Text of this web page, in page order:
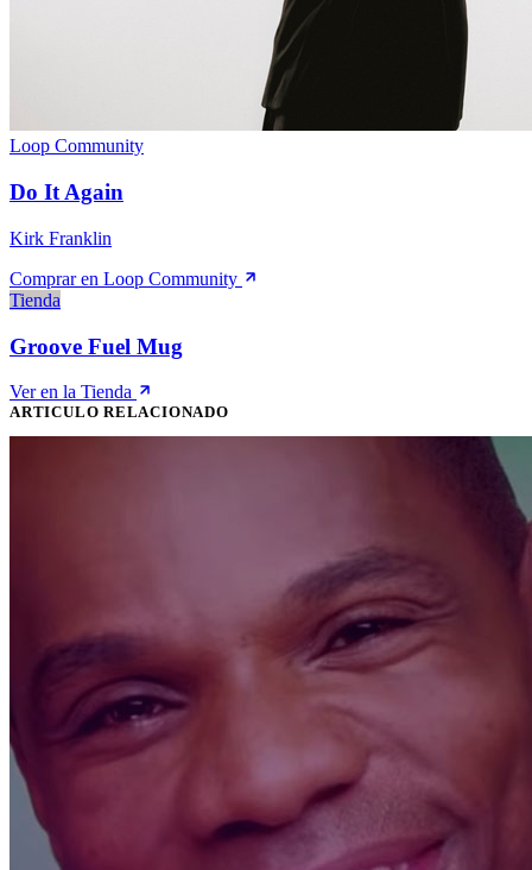
Loop Community
Do It Again
Kirk Franklin
Comprar en Loop Community
Tienda
Groove Fuel Mug
Ver en la Tienda
ARTICULO RELACIONADO